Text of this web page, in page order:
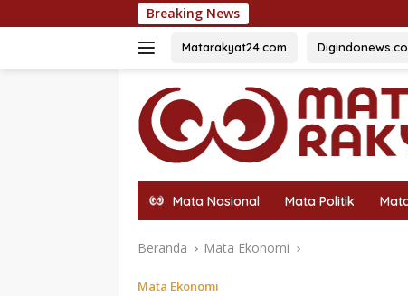
ke
Breaking News 500 Bendera
Matarakyat24.com
Mata Nasional Mata Politik
Beranda Mata Ekonomi
Mata Ekonomi